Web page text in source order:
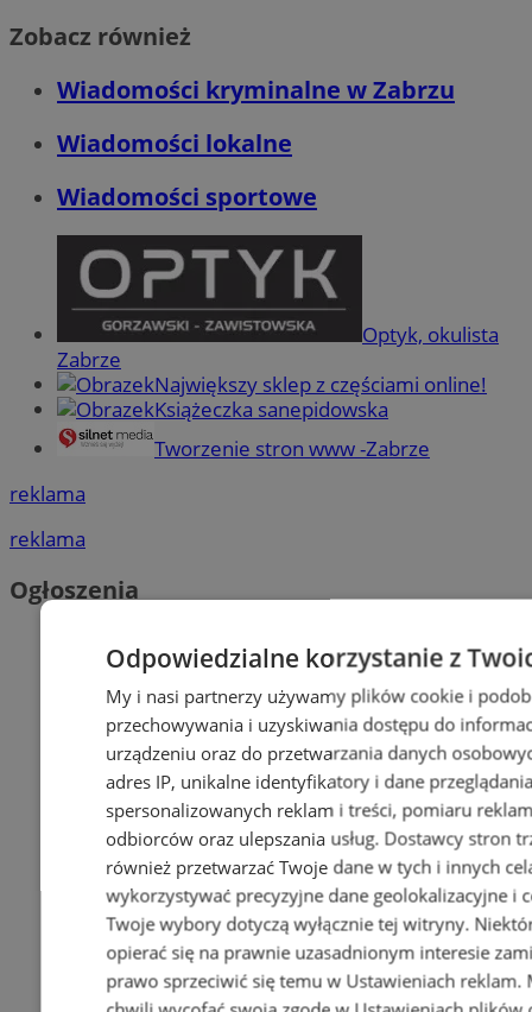
Zobacz również
Wiadomości kryminalne w Zabrzu
Wiadomości lokalne
Wiadomości sportowe
Optyk, okulista
Zabrze
Największy sklep z częściami online!
Książeczka sanepidowska
Tworzenie stron www -Zabrze
reklama
reklama
Ogłoszenia
Odpowiedzialne korzystanie z
My i nasi partnerzy używamy plików cookie i
przechowywania i uzyskiwania dostępu do
urządzeniu oraz do przetwarzania danych
adres IP, unikalne identyfikatory i dane
spersonalizowanych reklam i treści, pomiaru
odbiorców oraz ulepszania usług. Dostawcy stron
również przetwarzać Twoje dane w tych i innych
wykorzystywać precyzyjne dane geolokalizacyjne i
Twoje wybory dotyczą wyłącznie tej witryny.
opierać się na prawnie uzasadnionym interesie
prawo sprzeciwić się temu w Ustawieniach reklam.